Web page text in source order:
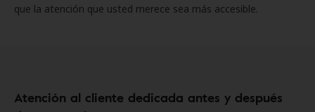
que la atención que usted merece sea más accesible.
Atención al cliente dedicada antes y después